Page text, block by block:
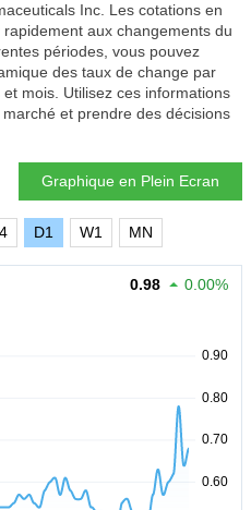
Inc. Les cotations en
aux changements du
périodes, vous pouvez
des taux de change par
mois. Utilisez ces informations
et prendre des décisions
Graphique en Plein Ecran
D1 W1 MN
0.98 0.00%